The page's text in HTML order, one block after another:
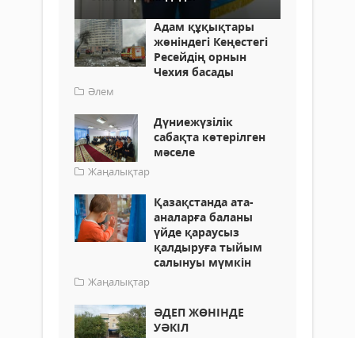
Адам құқықтары
жөніндегі Кеңестегі
Ресейдің орнын
Чехия басады
Әлем
Дүниежүзілік
сабақта көтерілген
мәселе
Жаңалықтар
Қазақстанда ата-
аналарға баланы
үйде қараусыз
қалдыруға тыйым
салынуы мүмкін
Жаңалықтар
ӘДЕП ЖӨНІНДЕ
УӘКІЛ